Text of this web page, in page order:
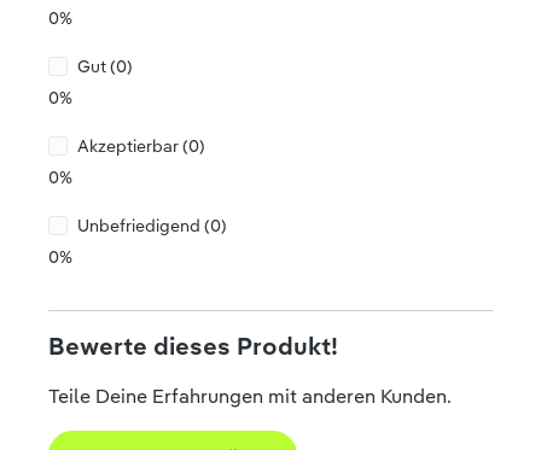
0%
Gut (0)
0%
Akzeptierbar (0)
0%
Unbefriedigend (0)
0%
Bewerte dieses Produkt!
Teile Deine Erfahrungen mit anderen Kunden.